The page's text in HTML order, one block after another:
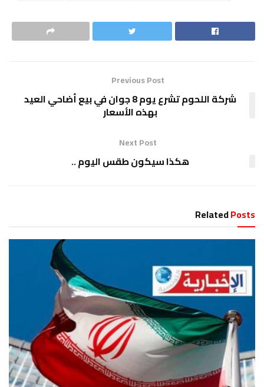
Previous Post
شركة اللحوم تشرع يوم 8 جوان في بيع أضاحي العيد
بهذه الأسعار
Next Post
هكذا سيكون طقس اليوم ..
RelatedPosts